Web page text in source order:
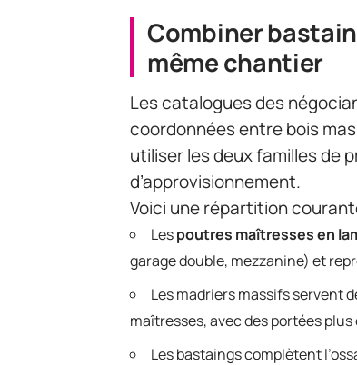
Combiner
même chantier
Les catalogues des
coordonnées entre bois
utiliser les deux familles de
d’approvisionnement.
Voici une répartition
Lespoutres maîtresses en
garage double, mezzanine) et
Les madriers massifs servent
maîtresses, avec des portées
Les bastaings complètent